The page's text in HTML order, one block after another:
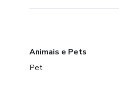
Animais e Pets
Pet